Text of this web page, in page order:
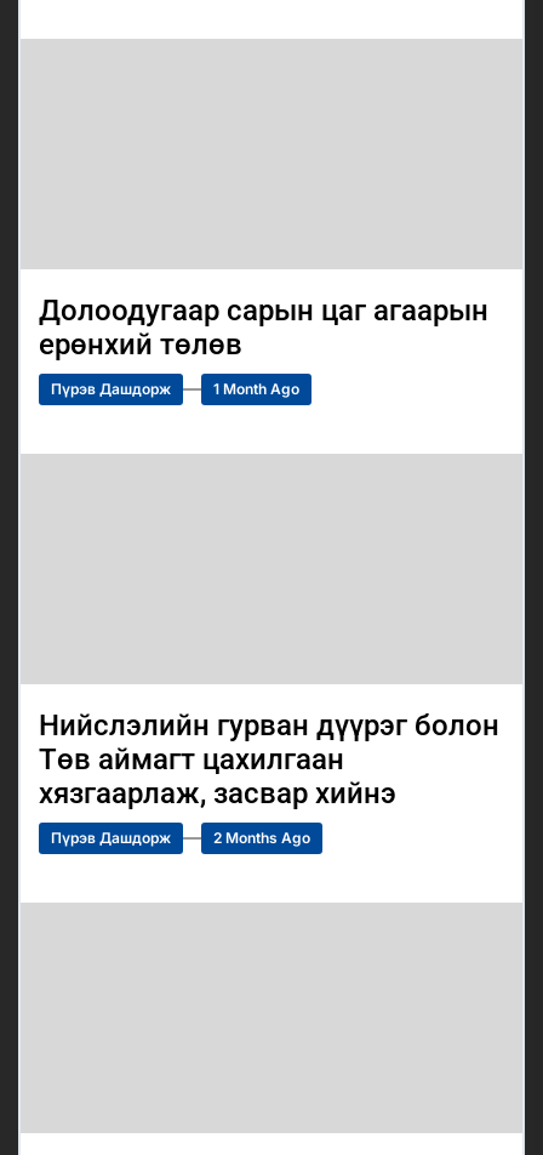
Долоодугаар сарын цаг агаарын
ерөнхий төлөв
Пүрэв Дашдорж 1 Month Ago
Нийслэлийн гурван дүүрэг болон
Төв аймагт цахилгаан
хязгаарлаж, засвар хийнэ
Пүрэв Дашдорж 2 Months Ago